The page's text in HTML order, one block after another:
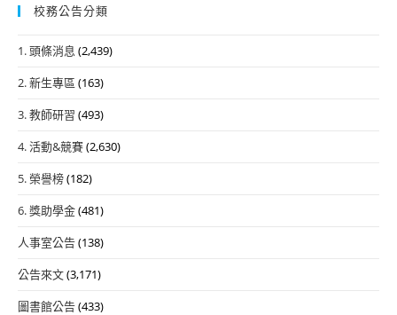
校務公告分類
1. 頭條消息 (2,439)
2. 新生專區 (163)
3. 教師研習 (493)
4. 活動&競賽(2,630)
5. 榮譽榜(182)
6. 獎助學金(481)
人事室公告(138)
公告來文(3,171)
圖書館公告(433)